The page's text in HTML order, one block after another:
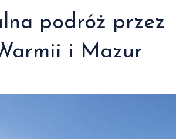
podróż przez
i Mazur